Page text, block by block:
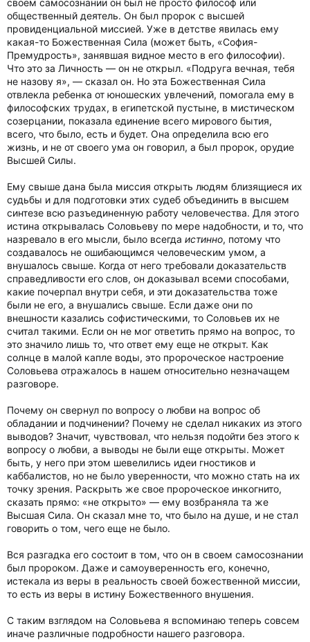
своем самосознании он был не просто философ или
общественный деятель. Он был пророк с высшей
провиденциальной миссией. Уже в детстве явилась ему
какая-то Божественная Сила (может быть, «София-
Премудрость», занявшая видное место в его философии).
Что это за Личность — он не открыл. «Подруга вечная, тебя
не назову я», — сказал он. Но эта Божественная Сила
отвлекла ребенка от юношеских увлечений, помогала ему в
философских трудах, в египетской пустыне, в мистическом
созерцании, показала единение всего мирового бытия,
всего, что было, есть и будет. Она определила всю его
жизнь, и не от своего ума он говорил, а был пророк, орудие
Высшей Силы.
Ему свыше дана была миссия открыть людям близящиеся их
судьбы и для подготовки этих судеб объединить в высшем
синтезе всю разъединенную работу человечества. Для этого
истина открывалась Соловьеву по мере надобности, и то, что
назревало в его мысли, было всегда истинно, потому что
создавалось не ошибающимся человеческим умом, а
внушалось свыше. Когда от него требовали доказательств
справедливости его слов, он доказывал всеми способами,
какие почерпал внутри себя, и эти доказательства тоже
были не его, а внушались свыше. Если даже они по
внешности казались софистическими, то Соловьев их не
считал такими. Если он не мог ответить прямо на вопрос, то
это значило лишь то, что ответ ему еще не открыт. Как
солнце в малой капле воды, это пророческое настроение
Соловьева отражалось в нашем относительно незначащем
разговоре.
Почему он свернул по вопросу о любви на вопрос об
обладании и подчинении? Почему не сделал никаких из этого
выводов? Значит, чувствовал, что нельзя подойти без этого к
вопросу о любви, а выводы не были еще открыты. Может
быть, у него при этом шевелились идеи гностиков и
каббалистов, но не было уверенности, что можно стать на их
точку зрения. Раскрыть же свое пророческое инкогнито,
сказать прямо: «не открыто» — ему возбраняла та же
Высшая Сила. Он сказал мне то, что было на душе, и не стал
говорить о том, чего еще не было.
Вся разгадка его состоит в том, что он в своем самосознании
был пророком. Даже и самоуверенность его, конечно,
истекала из веры в реальность своей божественной миссии,
то есть из веры в истину Божественного внушения.
С таким взглядом на Соловьева я вспоминаю теперь совсем
иначе различные подробности нашего разговора.